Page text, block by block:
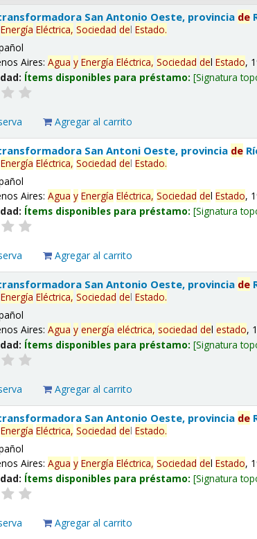
San Antonio Oeste, provincia de
Energía Eléctrica, Sociedad delEstado.
Aires:Agua y Energía Eléctrica, Sociedad delEstado,
Ítems disponibles para préstamo: Signatura
Agregar al carrito
San Antoni Oeste, provincia de
Energía Eléctrica, Sociedad delEstado.
Aires:Agua y Energía Eléctrica, Sociedad delEstado,
Ítems disponibles para préstamo: Signatura
Agregar al carrito
San Antonio Oeste, provincia de
Energía Eléctrica, Sociedad delEstado.
Aires:Agua y energía eléctrica, sociedad delestado,
Ítems disponibles para préstamo: Signatura
Agregar al carrito
San Antonio Oeste, provincia de
Energía Eléctrica, Sociedad delEstado.
Aires:Agua y Energía Eléctrica, Sociedad delEstado,
Ítems disponibles para préstamo: Signatura
Agregar al carrito